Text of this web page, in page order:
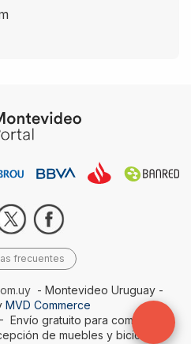
frecuentes
- Montevideo Uruguay -
MVD Commerce
gratuito para compras
de muebles y bicicletas-